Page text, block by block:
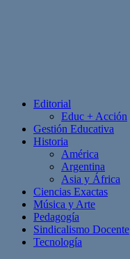
Editorial
Educ + Acción
Gestión Educativa
Historia
América
Argentina
Asia y África
Ciencias Exactas
Música y Arte
Pedagogía
Sindicalismo Docente
Tecnología